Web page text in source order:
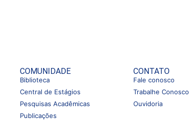
COMUNIDADE
Biblioteca
Central de Estágios
Pesquisas Acadêmicas
Publicações
CONTATO
Fale conosco
Trabalhe Conosco
Ouvidoria